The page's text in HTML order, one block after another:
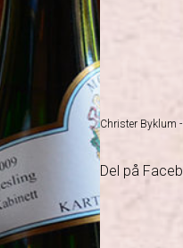
Christer Byklum -
Del på